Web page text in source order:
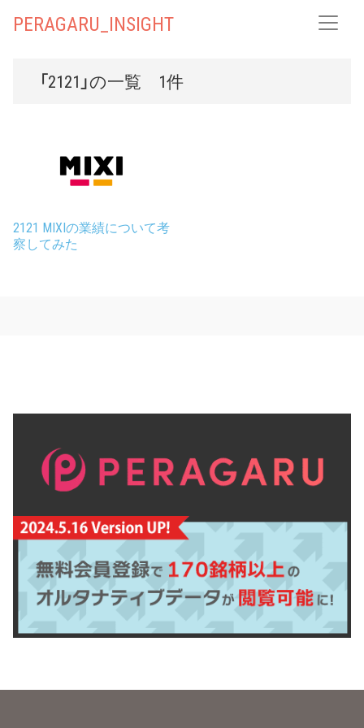
PERAGARU_INSIGHT
「2121」の一覧 1件
2121 MIXIの業績について考
察してみた